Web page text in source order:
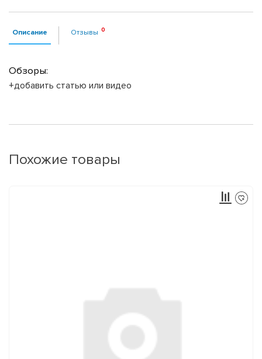
Описание Отзывы
Обзоры:
+добавить статью или видео
Похожие товары